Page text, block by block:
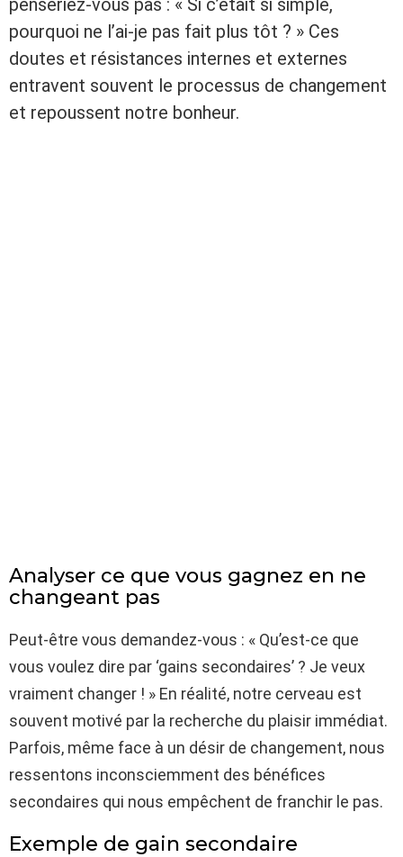
penseriez-vous pas : « Si c’était si simple,
pourquoi ne l’ai-je pas fait plus tôt ? » Ces
doutes et résistances internes et externes
entravent souvent le processus de changement
et repoussent notre bonheur.
Analyser ce que vous gagnez en ne
changeant pas
Peut-être vous demandez-vous : « Qu’est-ce que
vous voulez dire par ‘gains secondaires’ ? Je veux
vraiment changer ! » En réalité, notre cerveau est
souvent motivé par la recherche du plaisir immédiat.
Parfois, même face à un désir de changement, nous
ressentons inconsciemment des bénéfices
secondaires qui nous empêchent de franchir le pas.
Exemple de gain secondaire